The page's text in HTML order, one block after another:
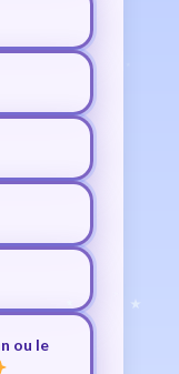
ou le